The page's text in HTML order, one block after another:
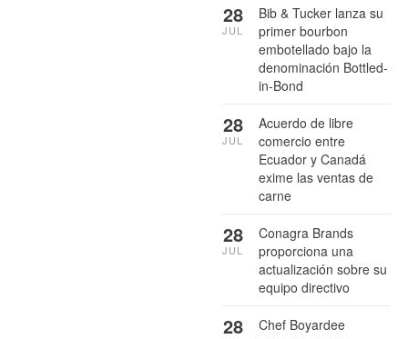
Bib & Tucker lanza su
primer bourbon
embotellado bajo la
denominación Bottled-
in-Bond
28
JUL
Acuerdo de libre
comercio entre
Ecuador y Canadá
exime las ventas de
carne
28
JUL
Conagra Brands
proporciona una
actualización sobre su
equipo directivo
28
JUL
Chef Boyardee
28